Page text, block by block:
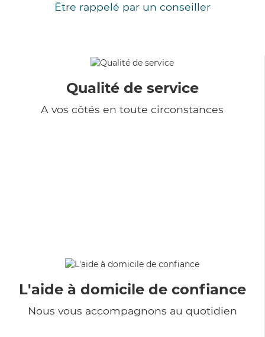
Être rappelé par un conseiller
Qualité de service
A vos côtés en toute circonstances
L'aide à domicile de confiance
Nous vous accompagnons au quotidien